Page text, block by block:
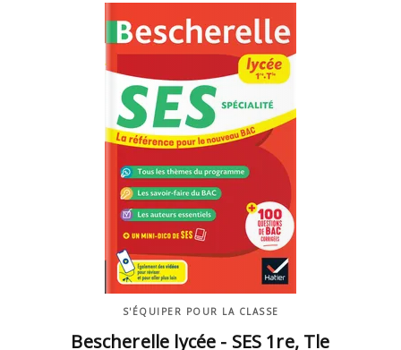
S'ÉQUIPER POUR LA CLASSE
Bescherelle lycée - SES 1re, Tle